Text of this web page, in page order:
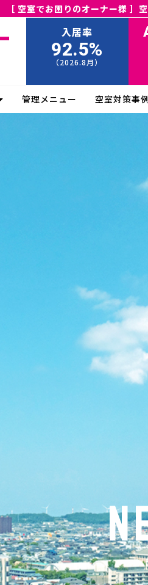
［ 空室でお困りのオーナー様 ］
入居率
92.5%
（2026.8月）
管理メニュー 空室対策事例